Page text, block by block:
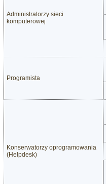
Administratorzy sieci
komputerowej
Programista
Konserwatorzy oprogramowania
(Helpdesk)